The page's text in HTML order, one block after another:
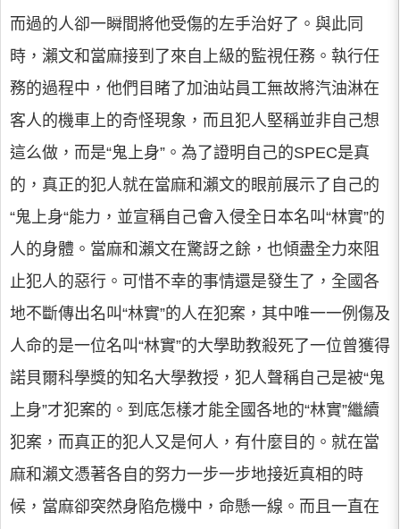
而過的人卻一瞬間將他受傷的左手治好了。與此同
時，瀨文和當麻接到了來自上級的監視任務。執行任
務的過程中，他們目睹了加油站員工無故將汽油淋在
客人的機車上的奇怪現象，而且犯人堅稱並非自己想
這么做，而是“鬼上身”。為了證明自己的SPEC是真
的，真正的犯人就在當麻和瀨文的眼前展示了自己的
“鬼上身“能力，並宣稱自己會入侵全日本名叫“林實”的
人的身體。當麻和瀨文在驚訝之餘，也傾盡全力來阻
止犯人的惡行。可惜不幸的事情還是發生了，全國各
地不斷傳出名叫“林實”的人在犯案，其中唯一一例傷及
人命的是一位名叫“林實”的大學助教殺死了一位曾獲得
諾貝爾科學獎的知名大學教授，犯人聲稱自己是被“鬼
上身”才犯案的。到底怎樣才能全國各地的“林實”繼續
犯案，而真正的犯人又是何人，有什麼目的。就在當
麻和瀨文憑著各自的努力一步一步地接近真相的時
候，當麻卻突然身陷危機中，命懸一線。而且一直在